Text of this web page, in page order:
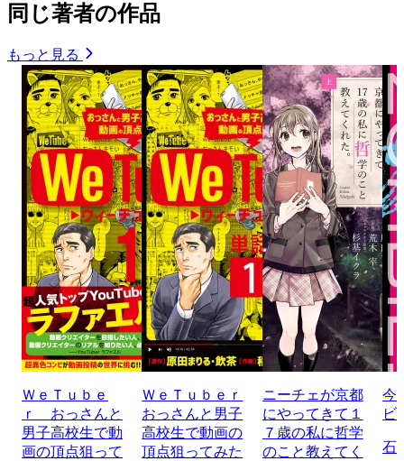
同じ著者の作品
もっと見る
ＷｅＴｕｂｅ
ｒ おっさんと
男子高校生で動
画の頂点狙って
ＷｅＴｕｂｅｒ
おっさんと男子
高校生で動画の
頂点狙ってみた
ニーチェが京都
にやってきて１
７歳の私に哲学
のこと教えてく
今
ビ
石